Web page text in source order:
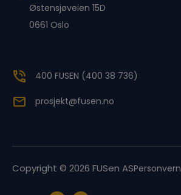
Østensjøveien 15D
0661 Oslo
400 FUSEN (400 38 736)
prosjekt@fusen.no
Copyright © 2026 FUSen ASPersonvern